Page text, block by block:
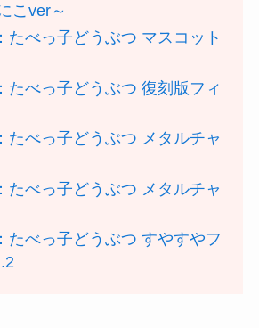
こver～
たべっ子どうぶつ マスコット
たべっ子どうぶつ 復刻版フィ
たべっ子どうぶつ メタルチャ
たべっ子どうぶつ メタルチャ
たべっ子どうぶつ すやすやフ